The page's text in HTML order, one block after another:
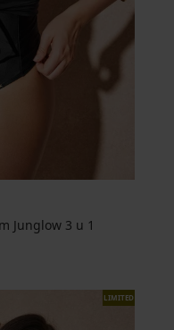
Junglow 3 u 1
LIMITED